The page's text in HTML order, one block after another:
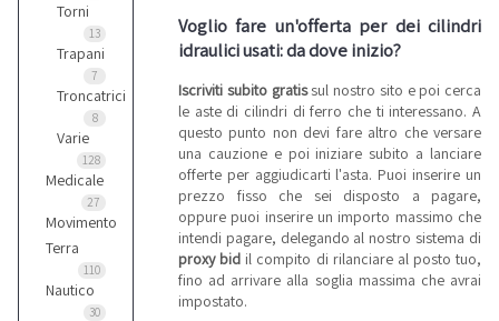
Torni
13
Trapani
7
Troncatrici
8
Varie
128
Medicale
27
Movimento
Terra
110
Nautico
30
Voglio fare un'offerta per dei cilindri
idraulici usati: da dove inizio?
Iscriviti subito gratissul nostro sito e poi cerca
le aste di cilindri di ferro che ti interessano. A
questo punto non devi fare altro che versare
una cauzione e poi iniziare subito a lanciare
offerte per aggiudicarti l'asta. Puoi inserire un
prezzo fisso che sei disposto a pagare,
oppure puoi inserire un importo massimo che
intendi pagare, delegando al nostro sistema di
proxy bid il compito di rilanciare al posto tuo,
fino ad arrivare alla soglia massima che avrai
impostato.